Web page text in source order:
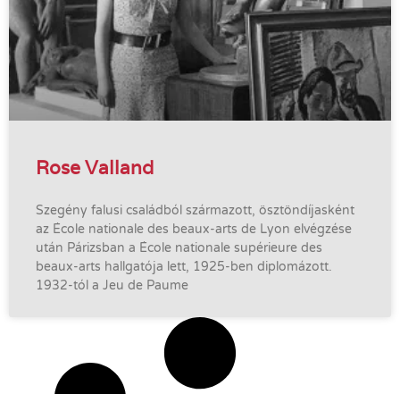
Rose Valland
Szegény falusi családból származott, ösztöndíjasként
az École nationale des beaux-arts de Lyon elvégzése
után Párizsban a École nationale supérieure des
beaux-arts hallgatója lett, 1925-ben diplomázott.
1932-tól a Jeu de Paume